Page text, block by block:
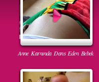
Anne Karnında Dans Eden Bebek